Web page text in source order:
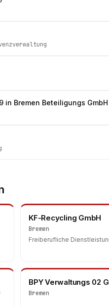
Bremen Beteiligungs GmbH
KF-Recycling GmbH
Bremen
Freiberufliche
BPY Verwaltungs 02
Bremen